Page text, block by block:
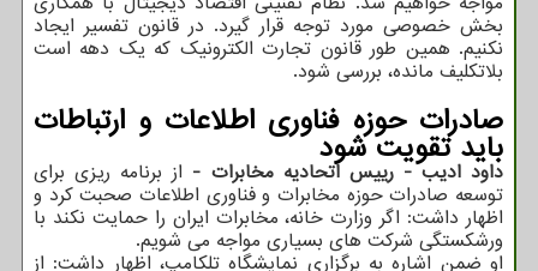
بخش خصوصی مورد توجه قرار گیرد. در قانون تفسیر ایجاد
نکنیم. همین طور قانون تجارت الکترونیک که یک دهه است
بلاتکلیف مانده، بررسی شود.
صادرات حوزه فناوری اطلاعات و ارتباطات
باید تقویت شود
داود ادیب - رییس اتحادیه مخابرات - از برنامه ریزی برای
توسعه صادرات حوزه مخابرات و فناوری اطلاعات صحبت کرد و
اظهار داشت: اگر وزارت خانه، مخابرات ایران را حمایت نکند با
ورشکستگی شرکت های بسیاری مواجه می شویم.
او ضمن اشاره به برگزاری نمایشگاه تلکامپ، اظهار داشت: از